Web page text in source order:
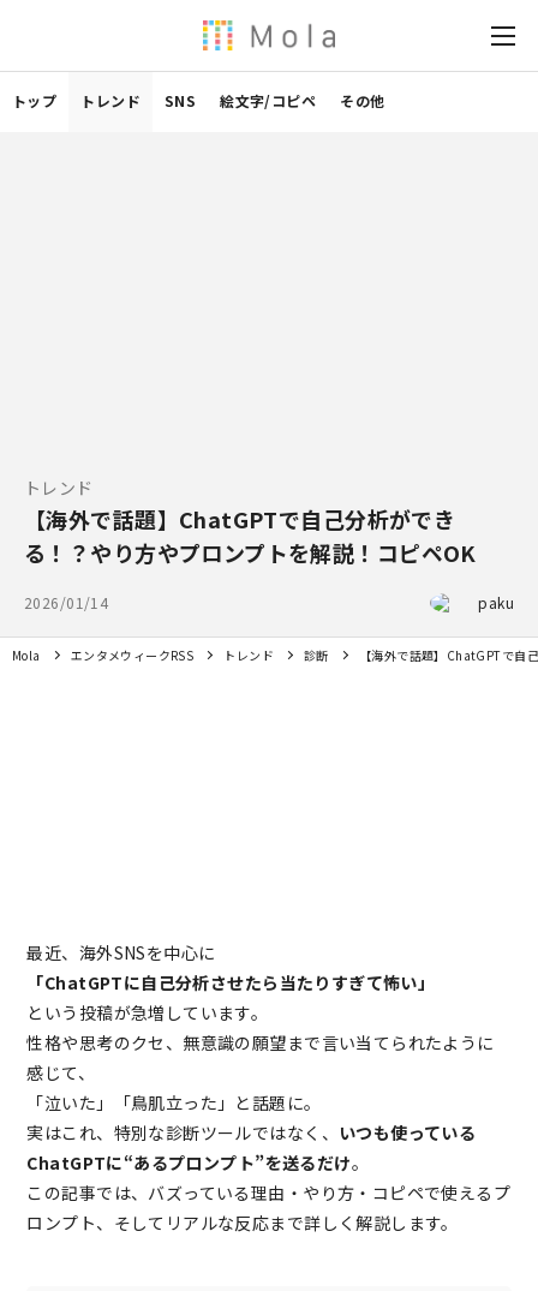
トップ トレンド SNS 絵文字/コピペ その他
トレンド
【海外で話題】ChatGPTで自己分析ができ
る！？やり方やプロンプトを解説！コピペOK
2026/01/14 paku
Mola エンタメウィークRSS トレンド 診断 【海外で話題】ChatGPTで自
最近、海外SNSを中心に
「ChatGPTに自己分析させたら当たりすぎて怖い」
という投稿が急増しています。
性格や思考のクセ、無意識の願望まで言い当てられたように
感じて、
「泣いた」「鳥肌立った」と話題に。
実はこれ、特別な診断ツールではなく、 いつも使っている
ChatGPTに“あるプロンプト”を送るだけ。
この記事では、バズっている理由・やり方・コピペで使えるプ
ロンプト、そしてリアルな反応まで詳しく解説します。